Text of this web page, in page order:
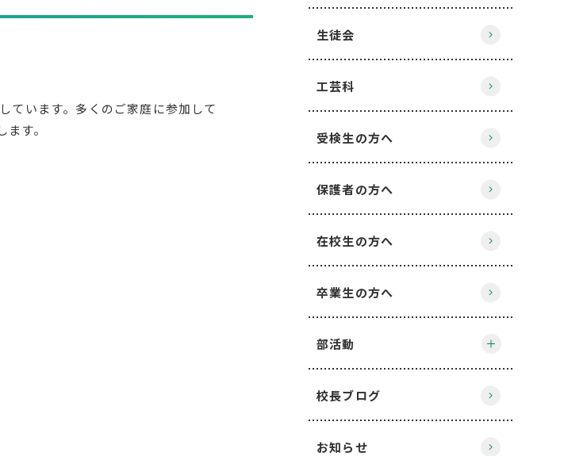
ています。多くのご家庭に参加して
す。
生徒会
工芸科
受検生の方へ
保護者の方へ
在校生の方へ
卒業生の方へ
部活動
校長ブログ
お知らせ